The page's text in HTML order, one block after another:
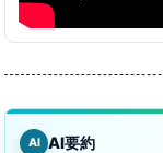
AI AI要約